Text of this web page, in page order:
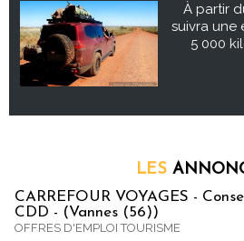
À partir
suivra une
5 000
LES
CARREFOUR VOYAGES -
CDD - (Vannes (56))
OFFRES D'EMPLOI TOURISME